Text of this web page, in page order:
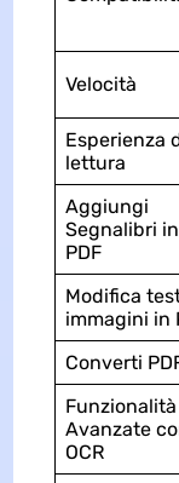
Velocità
Esperienza
lettura
Aggiungi
Segnalibri
PDF
Modifica
immagini in
Converti
Funzionalità
Avanzate
OCR